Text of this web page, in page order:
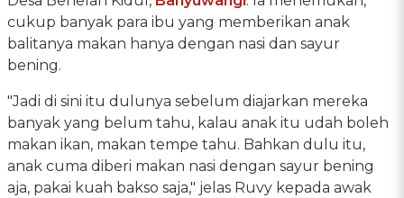
cukup banyak para ibu yang memberikan anak
balitanya makan hanya dengan nasi dan sayur
bening.
"Jadi di sini itu dulunya sebelum diajarkan mereka
banyak yang belum tahu, kalau anak itu udah boleh
makan ikan, makan tempe tahu. Bahkan dulu itu,
anak cuma diberi makan nasi dengan sayur bening
aja, pakai kuah bakso saja," jelas Ruvy kepada awak